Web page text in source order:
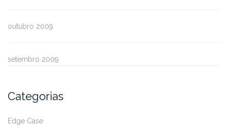
outubro 2009
setembro 2009
Categorias
Edge Case